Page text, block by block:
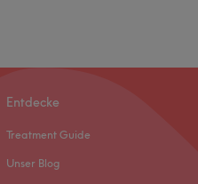
Entdecke
Treatment Guide
Unser Blog